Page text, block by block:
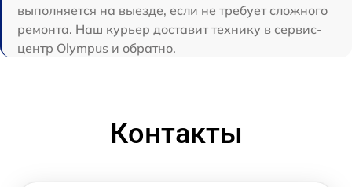
выполняется на выезде, если не требует сложного
ремонта. Наш курьер доставит технику в сервис-
центр Olympus и обратно.
Контакты